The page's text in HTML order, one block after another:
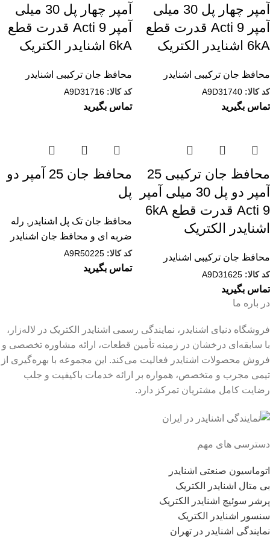
آمپر چهار پل 30 میلی
آمپر Acti 9 قدرت قطع
6kA اشنایدر الکتریک
محافظ جان ترکیبی اشنایدر
کد کالا: A9D31740
تماس بگیرید
آمپر چهار پل 30 میلی
آمپر Acti 9 قدرت قطع
6kA اشنایدر الکتریک
محافظ جان ترکیبی اشنایدر
کد کالا: A9D31716
تماس بگیرید
محافظ جان ترکیبی 25
آمپر دو پل 30 میلی آمپر
Acti 9 قدرت قطع 6kA
اشنایدر الکتریک
محافظ جان ترکیبی اشنایدر
کد کالا: A9D31625
تماس بگیرید
محافظ جان 25 آمپر دو
پل
محافظ جان تک پل اشنایدر , رله
ضربه ای و محافظ جان اشنایدر
کد کالا: A9R50225
تماس بگیرید
در باره ما
فروشگاه دنیای اشنایدر، نمایندگی رسمی اشنایدر الکتریک در لاله‌زار،
با سابقه‌ای درخشان در زمینه تأمین قطعات، ارائه مشاوره تخصصی و
فروش محصولات اشنایدر فعالیت می‌کند. این مجموعه با بهره‌گیری از
تیمی مجرب و متخصص، همواره بر ارائه خدمات باکیفیت و جلب
رضایت کامل مشتریان تمرکز دارد.
دسترسی های مهم
اتوماسیون صنعتی اشنایدر
بی متال اشنایدر الکتریک
پرشر سوئیچ اشنایدر الکتریک
سنسور اشنایدر الکتریک
نمایندگی اشنایدر در تهران